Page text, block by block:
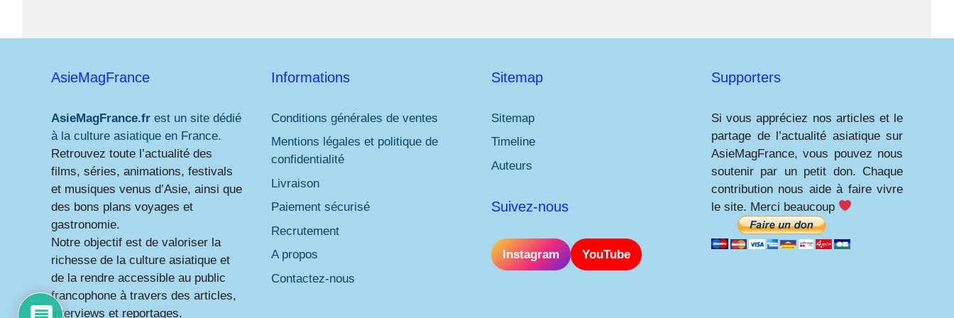
AsieMagFrance
AsieMagFrance.fr est un site dédié
à la culture asiatique en France.
Retrouvez toute l’actualité des
films, séries, animations, festivals
et musiques venus d’Asie, ainsi que
des bons plans voyages et
gastronomie.
Notre objectif est de valoriser la
richesse de la culture asiatique et
de la rendre accessible au public
francophone à travers des articles,
interviews et reportages.
Informations
Conditions générales de ventes
Mentions légales et politique de
confidentialité
Livraison
Paiement sécurisé
Recrutement
A propos
Contactez-nous
Sitemap
Sitemap
Timeline
Auteurs
Suivez-nous
Instagram YouTube
Supporters
Si vous appréciez nos articles et le
partage de l’actualité asiatique sur
AsieMagFrance, vous pouvez nous
soutenir par un petit don. Chaque
contribution nous aide à faire vivre
le site. Merci beaucoup